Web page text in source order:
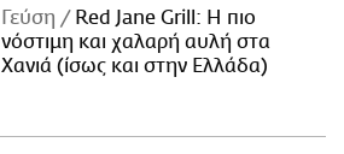
Γεύση
Red Jane Grill: Η πιο
νόστιμη και χαλαρή αυλή στα
Χανιά (ίσως και στην Ελλάδα)